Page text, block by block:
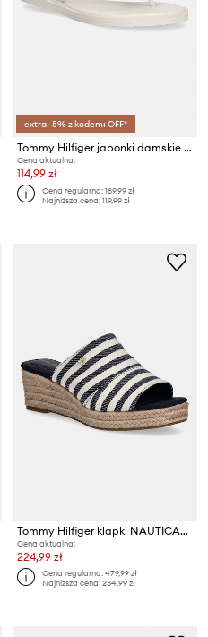
extra -5% z kodem: OFF*
Tommy Hilfiger japonki damskie TH SCANDI PREMIUM SUMMER SANDAL
Cena aktualna:
114,99 zł
Cena regularna:189,99 zł
Najniższa cena:119,99 zł
Tommy Hilfiger klapki NAUTICAL STRIPES ESPADRILLE MULE
Cena aktualna:
224,99 zł
Cena regularna:479,99 zł
Najniższa cena:234,99 zł